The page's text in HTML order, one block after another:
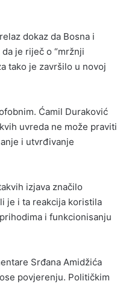
dokaz da Bosna i
je riječ o “mržnji
tako je završilo u novoj
Ćamil Duraković
uvreda ne može praviti
i utvrđivanje
izjava značilo
je i ta reakcija koristila
i funkcionisanju
Srđana Amidžića
povjerenju. Političkim